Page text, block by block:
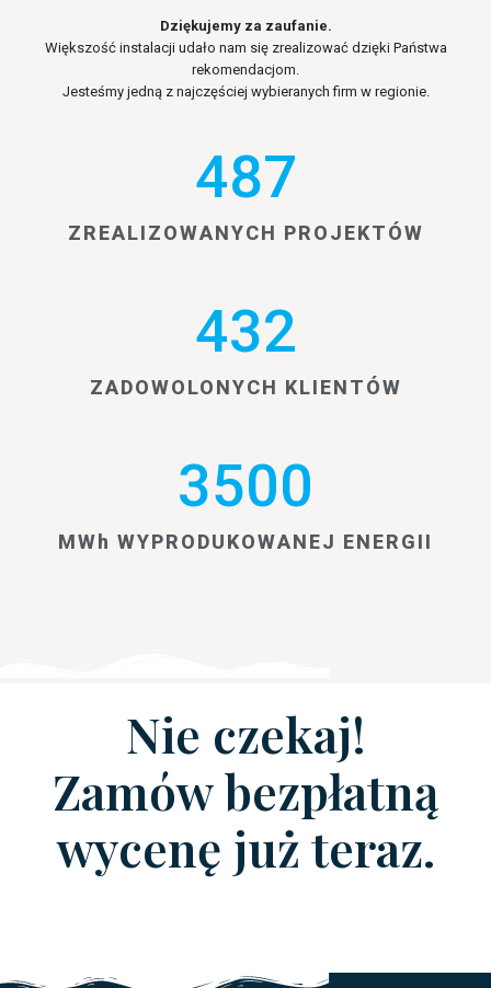
Dziękujemy za zaufanie.
Większość instalacji udało nam się zrealizować dzięki Państwa
rekomendacjom.
Jesteśmy jedną z najczęściej wybieranych firm w regionie.
487
ZREALIZOWANYCH PROJEKTÓW
432
ZADOWOLONYCH KLIENTÓW
3500
MWh WYPRODUKOWANEJ ENERGII
Nie czekaj!
Zamów bezpłatną
wycenę już teraz.